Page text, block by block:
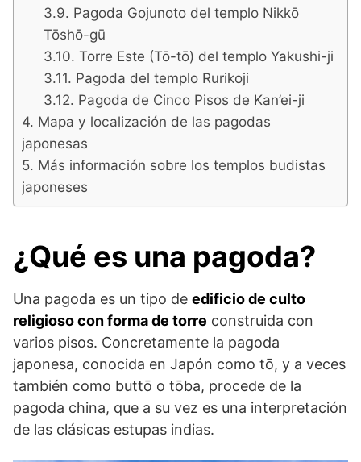
Pagoda Gojunoto del templo Nikkō
Tōshō-gū
Torre Este (Tō-tō) del templo Yakushi-ji
Pagoda del templo Rurikoji
Pagoda de Cinco Pisos de Kan’ei-ji
Mapa y localización de las pagodas
japonesas
Más información sobre los templos budistas
japoneses
¿Qué es una pagoda?
Una pagoda es un tipo de edificio de culto
religioso con forma de torre construida con
varios pisos. Concretamente la pagoda
japonesa, conocida en Japón como tō, y a veces
también como buttō o tōba, procede de la
pagoda china, que a su vez es una interpretación
de las clásicas estupas indias.